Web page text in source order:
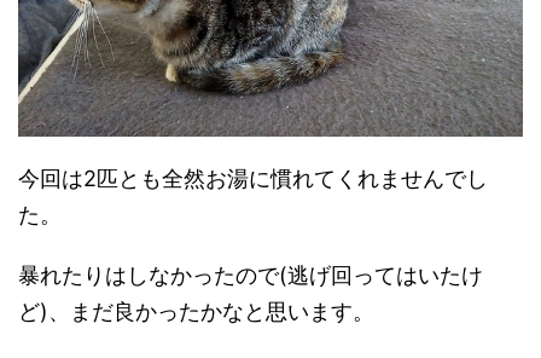
今回は2匹とも全然お湯に慣れてくれませんでし
た。
暴れたりはしなかったので(逃げ回ってはいたけ
ど)、まだ良かったかなと思います。